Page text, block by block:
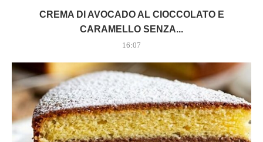
CREMA DI AVOCADO AL CIOCCOLATO E
CARAMELLO SENZA...
16:07